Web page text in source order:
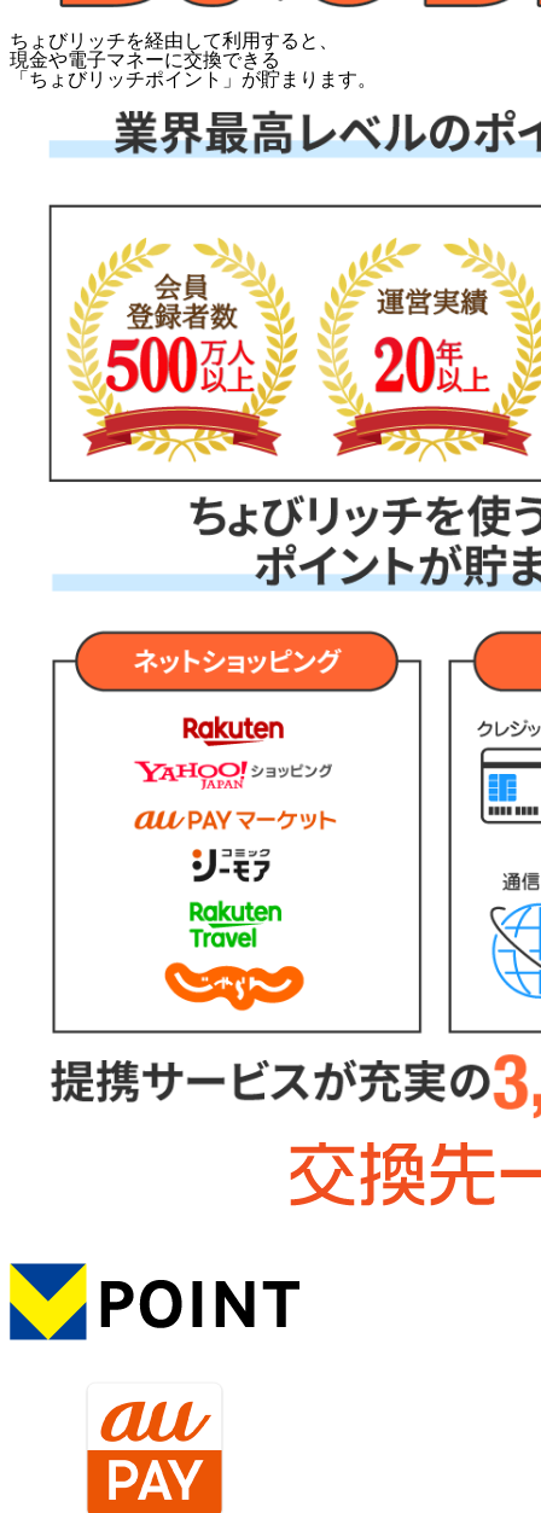
ちょびリッチを経由して利用すると、
現金や電子マネーに交換できる
「 ちょびリッチポイント 」が貯まります。